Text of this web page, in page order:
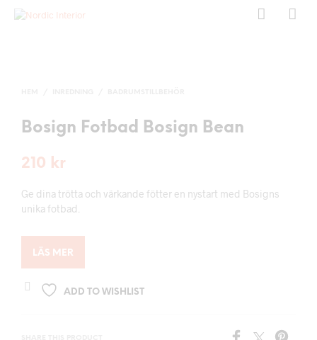
Bosign Fotbad Bosign Bean
210 kr
Ge dina trötta och värkande fötter en nystart med Bosigns
unika fotbad.
LÄS MER
ADD TO WISHLIST